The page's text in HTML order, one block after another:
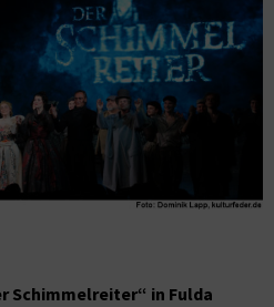
Schimmelreiter“ in Fulda